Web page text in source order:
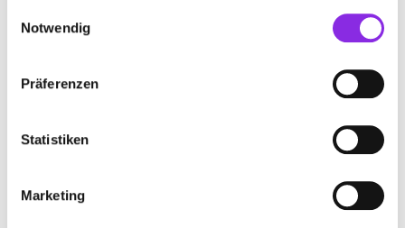
Notwendig
Präferenzen
Statistiken
MarketingBrückener Str. 13